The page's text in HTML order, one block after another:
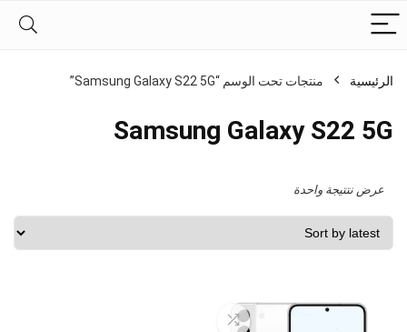
الرئيسية منتجات تحت الوسم “Samsung Galaxy S22 5G”
Samsung Galaxy S22 5G
عرض نتتيجة واحدة